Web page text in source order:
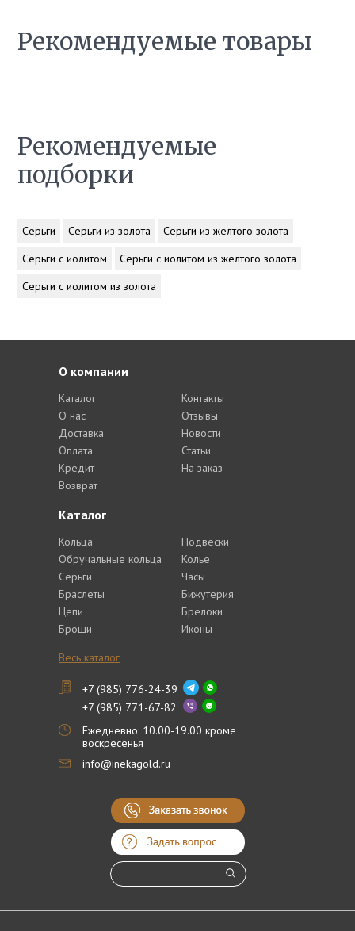
Рекомендуемые товары
Рекомендуемые
подборки
Серьги Серьги из золота
Серьги из желтого золота
Серьги с иолитом
Серьги с иолитом из желтого золота
Серьги с иолитом из золота
Каталог
Кольца
Обручальные кольца
Серьги
Браслеты
Цепи
Броши
Подвески
Колье
Часы
Бижутерия
Брелоки
Иконы
Весь каталог
О компании
Каталог
О нас
Доставка
Оплата
Кредит
Возврат
Контакты
Отзывы
Новости
Статьи
На заказ
+7 (985) 776-24-39
+7 (985) 771-67-82
Ежедневно: 10.00-19.00 кроме
воскресенья
info@inekagold.ru